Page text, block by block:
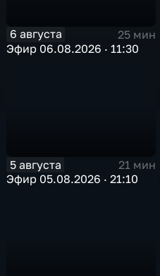
6 августа
25 мин
Эфир 06.08.2026 · 11:30
5 августа
21 мин
Эфир 05.08.2026 · 21:10